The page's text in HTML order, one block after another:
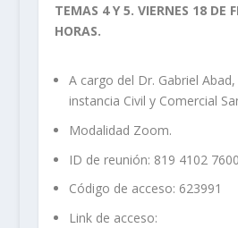
TEMAS 4 Y 5. VIERNES 18 DE
HORAS.
A cargo del Dr. Gabriel
instancia Civil y Comercial
Modalidad Zoom.
ID de reunión: 819 4102 7600
Código de acceso: 623991
Link de acceso: